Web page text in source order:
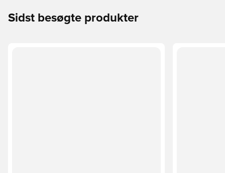
Sidst besøgte produkter